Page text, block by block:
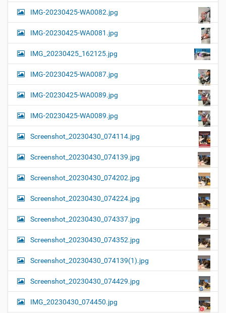
IMG-20230425-WA0082.jpg
IMG-20230425-WA0081.jpg
IMG_20230425_162125.jpg
IMG-20230425-WA0087.jpg
IMG-20230425-WA0089.jpg
IMG-20230425-WA0089.jpg
Screenshot_20230430_074114.jpg
Screenshot_20230430_074139.jpg
Screenshot_20230430_074202.jpg
Screenshot_20230430_074224.jpg
Screenshot_20230430_074337.jpg
Screenshot_20230430_074352.jpg
Screenshot_20230430_074139(1).jpg
Screenshot_20230430_074429.jpg
IMG_20230430_074450.jpg